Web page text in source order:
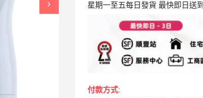
星期一至五每日發貨 最快即日送到
付款方式: